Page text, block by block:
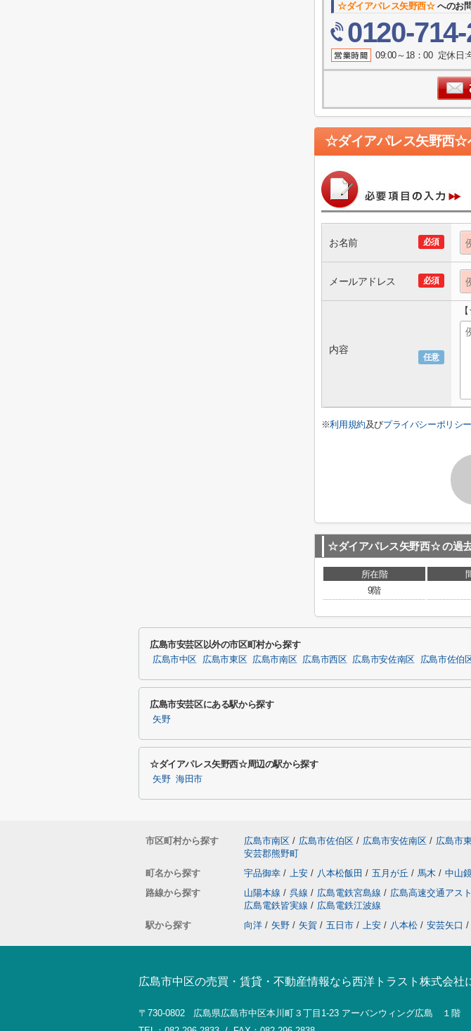
☆ダイアパレス矢野西☆へのお
0120-
09:00～18：00 定休日:
☆ダイアパレス矢野西☆
必須
お名前
必須
メールアドレス
任意
内容
※利用規約及びプライバシーポリシー
☆ダイアパレス矢野西☆の過
所在階
9階
広島市安芸区以外の市区町村から探す
広島市中区 広島市東区 広島市南区 広島市西区 広島市安佐南区 広島市佐伯
広島市安芸区にある駅から探す
矢野
☆ダイアパレス矢野西☆周辺の駅から探す
矢野 海田市
市区町村から探す 広島市南区 / 広島市佐伯区 / 広島市安佐南区 / 広島市
安芸郡熊野町
町名から探す
宇品御幸 / 上安 / 八本松飯田 / 五月が丘 / 馬木 / 中山
路線から探す
山陽本線 / 呉線 / 広島電鉄宮島線 / 広島高速交通アス
広島電鉄皆実線 / 広島電鉄江波線
駅から探す
向洋 / 矢野 / 矢賀 / 五日市 / 上安 / 八本松 / 安芸矢口 /
広島市中区の売買・賃貸・不動産情報なら西洋トラスト株式会社
〒730-0802 広島県広島市中区本川町３丁目1-23 アーバンウィング広島 １階